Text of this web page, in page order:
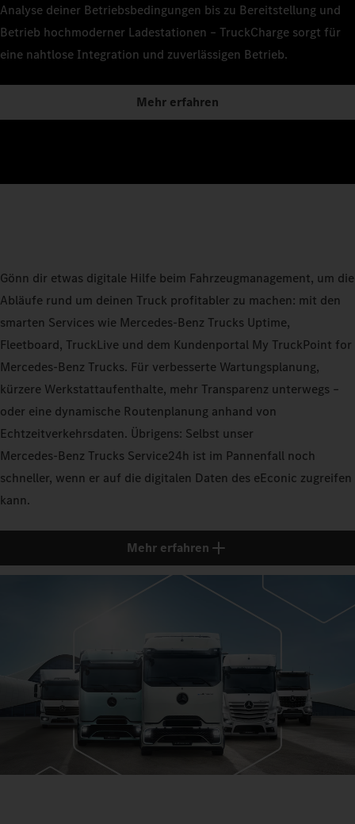
Analyse deiner Betriebsbedingungen bis zu Bereitstellung und
Betrieb hochmoderner Ladestationen – TruckCharge sorgt für
eine nahtlose Integration und zuverlässigen Betrieb.
Mehr erfahren
Gönn dir etwas digitale Hilfe beim Fahrzeugmanagement, um die
Abläufe rund um deinen Truck profitabler zu machen: mit den
smarten Services wie Mercedes‑Benz Trucks Uptime,
Fleetboard, TruckLive und dem Kundenportal My TruckPoint for
Mercedes‑Benz Trucks. Für verbesserte Wartungsplanung,
kürzere Werkstattaufenthalte, mehr Transparenz unterwegs –
oder eine dynamische Routenplanung anhand von
Echtzeitverkehrsdaten. Übrigens: Selbst unser
Mercedes‑Benz Trucks Service24h ist im Pannenfall noch
schneller, wenn er auf die digitalen Daten des eEconic zugreifen
kann.
Mehr erfahren